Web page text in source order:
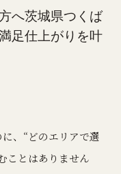
へ茨城県つくば
足仕上がりを叶
、“どのエリアで選
ことはありません